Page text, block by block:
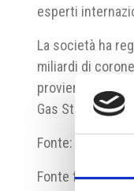
esperti
La società ha
miliardi di
proviene anche
Gas Storage
Fonte:
Fonte fotografia: